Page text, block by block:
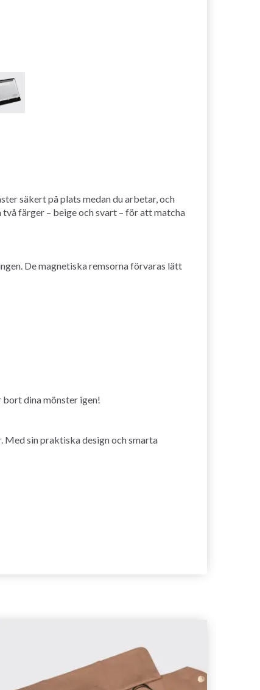
säkert på plats medan du arbetar, och
två färger – beige och svart – för att matcha
De magnetiska remsorna förvaras lätt
dina mönster igen!
sin praktiska design och smarta